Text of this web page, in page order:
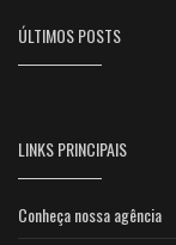
ÚLTIMOS POSTS
LINKS PRINCIPAIS
Conheça nossa agência